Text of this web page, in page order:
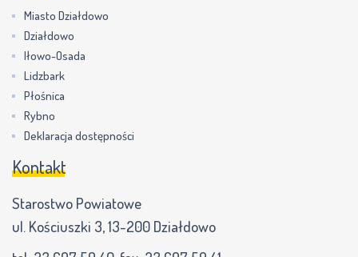
Miasto Działdowo
Działdowo
Iłowo-Osada
Lidzbark
Płośnica
Rybno
Deklaracja dostępności
Kontakt
Starostwo Powiatowe
ul. Kościuszki 3, 13-200 Działdowo